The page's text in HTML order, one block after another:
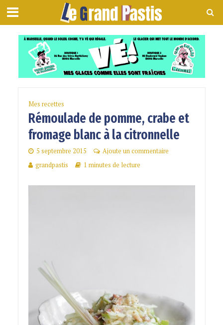
Mes recettes
Rémoulade de pomme, crabe et
fromage blanc à la citronnelle
5 septembre 2015
Ajoute un commentaire
grandpastis
1 minutes de lecture